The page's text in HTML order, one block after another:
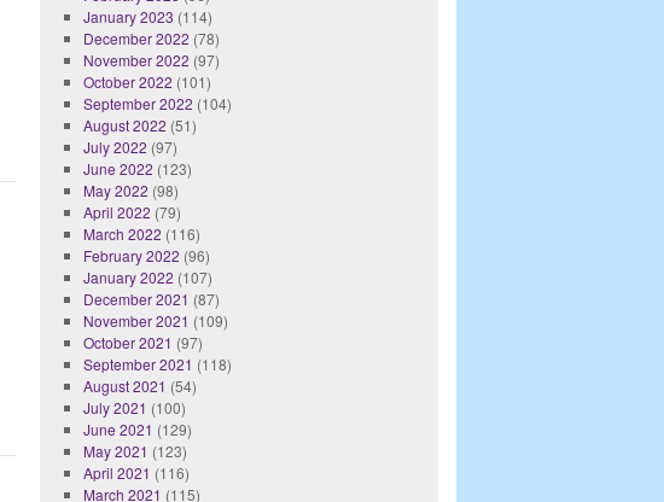
January 2023 (114)
December 2022 (78)
November 2022 (97)
October 2022 (101)
September 2022 (104)
August 2022 (51)
July 2022 (97)
June 2022 (123)
May 2022 (98)
April 2022 (79)
March 2022 (116)
February 2022 (96)
January 2022 (107)
December 2021 (87)
November 2021 (109)
October 2021 (97)
September 2021 (118)
August 2021 (54)
July 2021 (100)
June 2021 (129)
May 2021 (123)
April 2021 (116)
March 2021 (115)